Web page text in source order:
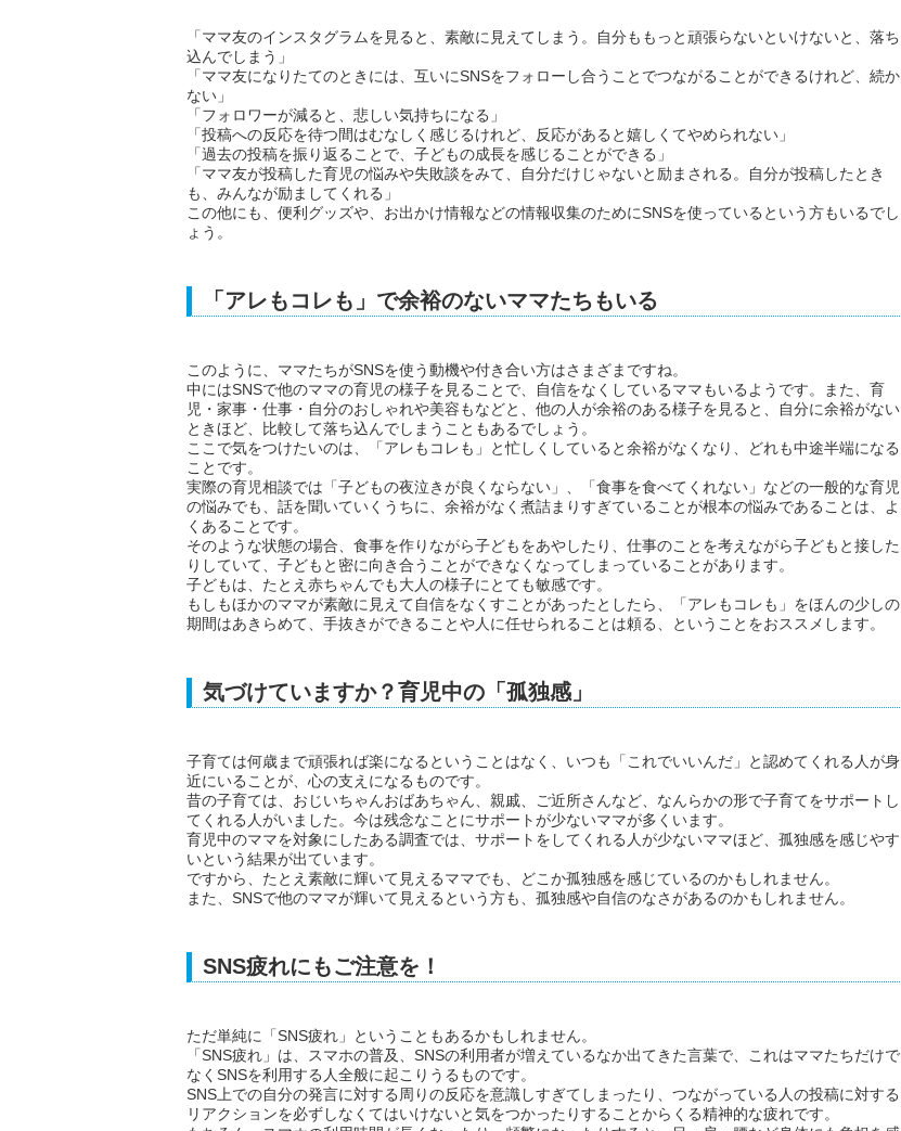
「ママ友のインスタグラムを見ると、素敵に見えてしまう。自分ももっと頑張らないといけないと、落ち
込んでしまう」
「ママ友になりたてのときには、互いにSNSをフォローし合うことでつながることができるけれど、続か
ない」
「フォロワーが減ると、悲しい気持ちになる」
「投稿への反応を待つ間はむなしく感じるけれど、反応があると嬉しくてやめられない」
「過去の投稿を振り返ることで、子どもの成長を感じることができる」
「ママ友が投稿した育児の悩みや失敗談をみて、自分だけじゃないと励まされる。自分が投稿したとき
も、みんなが励ましてくれる」
この他にも、便利グッズや、お出かけ情報などの情報収集のためにSNSを使っているという方もいるでし
ょう。
「アレもコレも」で余裕のないママたちもいる
このように、ママたちがSNSを使う動機や付き合い方はさまざまですね。
中にはSNSで他のママの育児の様子を見ることで、自信をなくしているママもいるようです。また、育
児・家事・仕事・自分のおしゃれや美容もなどと、他の人が余裕のある様子を見ると、自分に余裕がない
ときほど、比較して落ち込んでしまうこともあるでしょう。
ここで気をつけたいのは、「アレもコレも」と忙しくしていると余裕がなくなり、どれも中途半端になる
ことです。
実際の育児相談では「子どもの夜泣きが良くならない」、「食事を食べてくれない」などの一般的な育児
の悩みでも、話を聞いていくうちに、余裕がなく煮詰まりすぎていることが根本の悩みであることは、よ
くあることです。
そのような状態の場合、食事を作りながら子どもをあやしたり、仕事のことを考えながら子どもと接した
りしていて、子どもと密に向き合うことができなくなってしまっていることがあります。
子どもは、たとえ赤ちゃんでも大人の様子にとても敏感です。
もしもほかのママが素敵に見えて自信をなくすことがあったとしたら、「アレもコレも」をほんの少しの
期間はあきらめて、手抜きができることや人に任せられることは頼る、ということをおススメします。
気づけていますか？育児中の「孤独感」
子育ては何歳まで頑張れば楽になるということはなく、いつも「これでいいんだ」と認めてくれる人が身
近にいることが、心の支えになるものです。
昔の子育ては、おじいちゃんおばあちゃん、親戚、ご近所さんなど、なんらかの形で子育てをサポートし
てくれる人がいました。今は残念なことにサポートが少ないママが多くいます。
育児中のママを対象にしたある調査では、サポートをしてくれる人が少ないママほど、孤独感を感じやす
いという結果が出ています。
ですから、たとえ素敵に輝いて見えるママでも、どこか孤独感を感じているのかもしれません。
また、SNSで他のママが輝いて見えるという方も、孤独感や自信のなさがあるのかもしれません。
SNS疲れにもご注意を！
ただ単純に「SNS疲れ」ということもあるかもしれません。
「SNS疲れ」は、スマホの普及、SNSの利用者が増えているなか出てきた言葉で、これはママたちだけで
なくSNSを利用する人全般に起こりうるものです。
SNS上での自分の発言に対する周りの反応を意識しすぎてしまったり、つながっている人の投稿に対する
リアクションを必ずしなくてはいけないと気をつかったりすることからくる精神的な疲れです。